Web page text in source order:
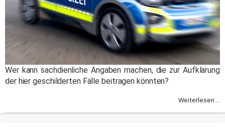
Wer kann sachdienliche Angaben machen, die zur Aufklärung
der hier geschilderten Fälle beitragen könnten?
Weiterlesen ...